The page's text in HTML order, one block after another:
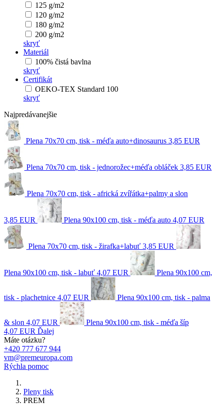
125 g/m2
120 g/m2
180 g/m2
200 g/m2
skryť
Materiál
100% čistá bavlna
skryť
Certifikát
OEKO-TEX Standard 100
skryť
Najpredávanejšie
Plena 70x70 cm, tisk - méďa auto+dinosaurus 3,85 EUR
Plena 70x70 cm, tisk - jednorožec+méďa obláček 3,85 EUR
Plena 70x70 cm, tisk - africká zvířátka+palmy a slon
3,85 EUR Plena 90x100 cm, tisk - méďa auto 4,07 EUR
Plena 70x70 cm, tisk - žirafka+labuť 3,85 EUR
Plena 90x100 cm, tisk - labuť 4,07 EUR Plena 90x100 cm,
tisk - plachetnice 4,07 EUR Plena 90x100 cm, tisk - palma
& slon 4,07 EUR
Plena 90x100 cm, tisk - méďa šíp
4,07 EUR Ďalej
Máte otázku?
+420 777 677 944
vm@premeuropa.com
Rýchla pomoc
Pleny tisk
PREM